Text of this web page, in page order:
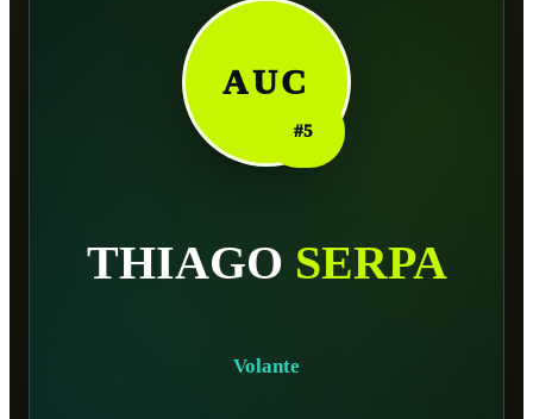
AUC
#5
THIAGO SERPA
Volante